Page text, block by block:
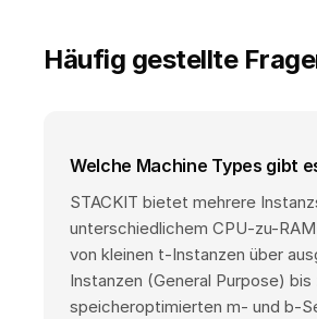
Häufig gestellte
Welche Machine Types gibt
STACKIT bietet mehrere
unterschiedlichem CPU-zu-
von kleinen t-Instanzen über
Instanzen (General Purpose) bis
speicheroptimierten m- und b-